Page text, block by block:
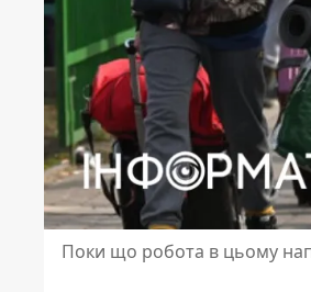
Поки що робота в цьому